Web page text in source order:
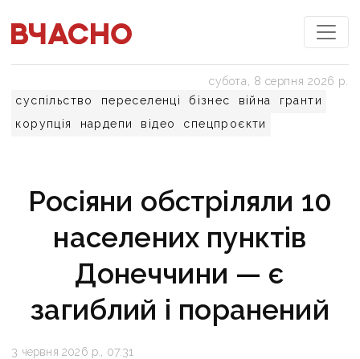
суспільство переселенці бізнес війна
гранти
корупція
нардепи відео спецпроєкти
субота, 8 серпня 2026 р.
Росіяни обстріляли 10
населених пунктів
Донеччини — є
загиблий і поранений
3 червня 2026 р., 07:31